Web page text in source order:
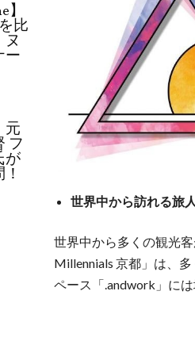
】
比
ヌ
ー
元
フ
が
世界中から訪れる旅
世界中から多くの観光
Millennials 京都」は、
ペース「.andwork」に